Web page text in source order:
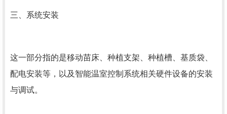
三、系统安装
这一部分指的是移动苗床、种植支架、种植槽、基质袋、
配电安装等，以及智能温室控制系统相关硬件设备的安装
与调试。